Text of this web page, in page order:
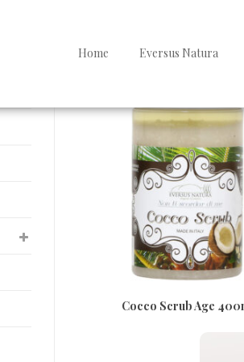
Home Eversus Natura
Cocco Scrub Age